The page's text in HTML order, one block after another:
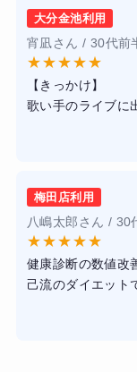
トレーニングにお
知っているため、
くれた気がしてい
また、食生活につ
分を提案してく
ことができたのも
結果的にはトレ
服もサイズダウン
りでした。
大分金池利用
宵凪さん / 30代前
★★★★★
【きっかけ】
歌い手のライブに
ムにしようと思っ
が故障していたの
だったためそこだ
【結果・変化】
19キロ痩せられた
計をいただけたの
用していた為、昼
バイス等受けな
梅田店利用
八嶋太郎さん /
★★★★★
健康診断の数値改
己流のダイエット
専属トレーナー